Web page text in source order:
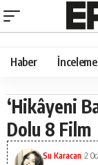
Haber İnceleme
‘Hikâyeni
Dolu 8 Film
Su Karacan 2